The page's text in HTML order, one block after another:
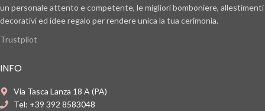
un personale attento e competente, le migliori bomboniere, allestimenti
decorativi ed idee regalo per rendere unica la tua cerimonia.
Trustpilot
INFO
Via Tasca Lanza 18 A (PA)
Tel: +39 392 8583048